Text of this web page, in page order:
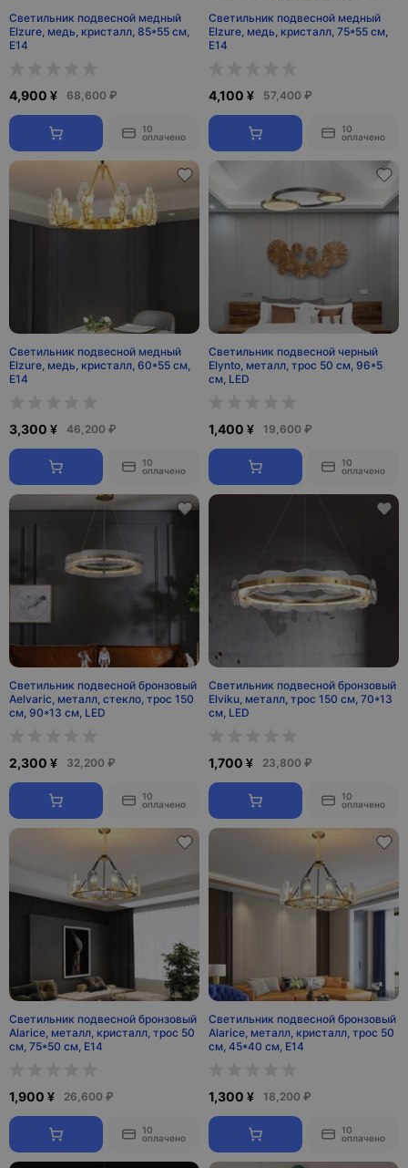
Светильник подвесной медный
Elzure, медь, кристалл, 85*55 см,
Е14
4,900 ¥ 68,600 ₽
10
оплачено
Светильник подвесной медный
Elzure, медь, кристалл, 75*55 см,
Е14
4,100 ¥ 57,400 ₽
10
оплачено
Светильник подвесной медный
Elzure, медь, кристалл, 60*55 см,
Е14
3,300 ¥ 46,200 ₽
10
оплачено
Светильник подвесной черный
Elynto, металл, трос 50 см, 96*5
см, LED
1,400 ¥ 19,600 ₽
10
оплачено
Светильник подвесной бронзовый
Aelvaric, металл, стекло, трос 150
см, 90*13 см, LED
2,300 ¥ 32,200 ₽
10
оплачено
Светильник подвесной бронзовый
Elviku, металл, трос 150 см, 70*13
см, LED
1,700 ¥ 23,800 ₽
10
оплачено
Светильник подвесной бронзовый
Alarice, металл, кристалл, трос 50
см, 75*50 см, Е14
1,900 ¥ 26,600 ₽
10
оплачено
Светильник подвесной бронзовый
Alarice, металл, кристалл, трос 50
см, 45*40 см, Е14
1,300 ¥ 18,200 ₽
10
оплачено